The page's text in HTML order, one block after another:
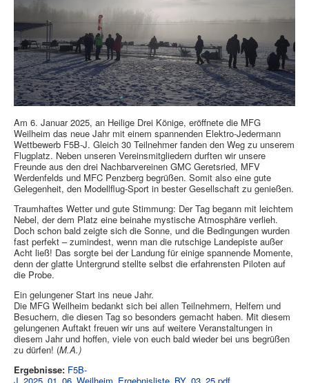
Am 6. Januar 2025, an Heilige Drei Könige, eröffnete die MFG
Weilheim das neue Jahr mit einem spannenden Elektro-Jedermann
Wettbewerb F5B-J. Gleich 30 Teilnehmer fanden den Weg zu unserem
Flugplatz. Neben unseren Vereinsmitgliedern durften wir unsere
Freunde aus den drei Nachbarvereinen GMC Geretsried, MFV
Werdenfelds und MFC Penzberg begrüßen. Somit also eine gute
Gelegenheit, den Modellflug-Sport in bester Gesellschaft zu genießen.
Traumhaftes Wetter und gute Stimmung: Der Tag begann mit leichtem
Nebel, der dem Platz eine beinahe mystische Atmosphäre verlieh.
Doch schon bald zeigte sich die Sonne, und die Bedingungen wurden
fast perfekt – zumindest, wenn man die rutschige Landepiste außer
Acht ließ! Das sorgte bei der Landung für einige spannende Momente,
denn der glatte Untergrund stellte selbst die erfahrensten Piloten auf
die Probe.
Ein gelungener Start ins neue Jahr.
Die MFG Weilheim bedankt sich bei allen Teilnehmern, Helfern und
Besuchern, die diesen Tag so besonders gemacht haben. Mit diesem
gelungenen Auftakt freuen wir uns auf weitere Veranstaltungen in
diesem Jahr und hoffen, viele von euch bald wieder bei uns begrüßen
zu dürfen! (M.A.)
Ergebnisse: F5B-